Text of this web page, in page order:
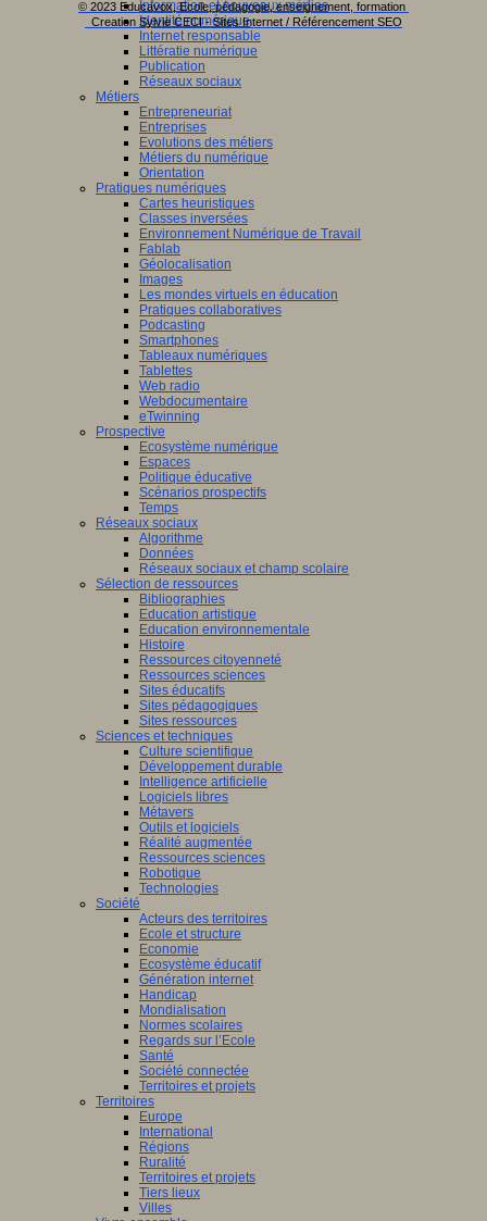
Information et nouveaux médias
Identité numérique
Internet responsable
Littératie numérique
Publication
Réseaux sociaux
Métiers
Entrepreneuriat
Entreprises
Evolutions des métiers
Métiers du numérique
Orientation
Pratiques numériques
Cartes heuristiques
Classes inversées
Environnement Numérique de Travail
Fablab
Géolocalisation
Images
Les mondes virtuels en éducation
Pratiques collaboratives
Podcasting
Smartphones
Tableaux numériques
Tablettes
Web radio
Webdocumentaire
eTwinning
Prospective
Ecosystème numérique
Espaces
Politique éducative
Scénarios prospectifs
Temps
Réseaux sociaux
Algorithme
Données
Réseaux sociaux et champ scolaire
Sélection de ressources
Bibliographies
Education artistique
Education environnementale
Histoire
Ressources citoyenneté
Ressources sciences
Sites éducatifs
Sites pédagogiques
Sites ressources
Sciences et techniques
Culture scientifique
Développement durable
Intelligence artificielle
Logiciels libres
Métavers
Outils et logiciels
Réalité augmentée
Ressources sciences
Robotique
Technologies
Société
Acteurs des territoires
Ecole et structure
Economie
Ecosystème éducatif
Génération internet
Handicap
Mondialisation
Normes scolaires
Regards sur l’Ecole
Santé
Société connectée
Territoires et projets
Territoires
Europe
International
Régions
Ruralité
Territoires et projets
Tiers lieux
Villes
© 2023 Educavox, Ecole, pédagogie, enseignement, formation
Creation Sylvie CECI - Sites Internet / Référencement SEO